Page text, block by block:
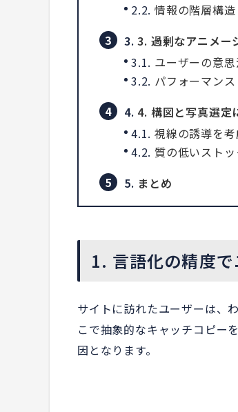
2.2. 情報の階層構造
3. 3. 過剰なアニメー
3.1. ユーザーの意
3.2. パフォーマン
4. 4. 構図と写真選定
4.1. 視線の誘導を
4.2. 質の低いスト
5. まとめ
1. 言語化の精度
サイトに訪れたユーザーは、
こで抽象的なキャッチコピー
因となります。